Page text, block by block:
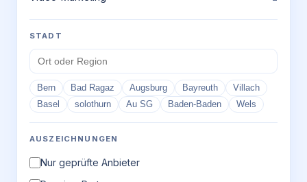
STADT
Bern Bad Ragaz Augsburg Bayreuth
Villach
Basel
solothurn Au SG Baden-Baden Wels
AUSZEICHNUNGEN
Nur geprüfte Anbieter